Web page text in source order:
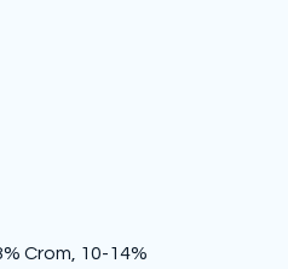
Crom, 10-14%